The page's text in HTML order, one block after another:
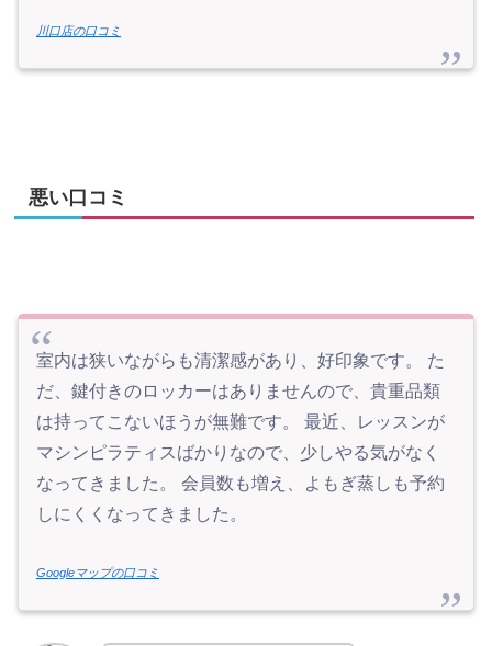
川口店の口コミ
悪い口コミ
室内は狭いながらも清潔感があり、好印象です。 た
だ、鍵付きのロッカーはありませんので、貴重品類
は持ってこないほうが無難です。 最近、レッスンが
マシンピラティスばかりなので、少しやる気がなく
なってきました。 会員数も増え、よもぎ蒸しも予約
しにくくなってきました。
Googleマップの口コミ